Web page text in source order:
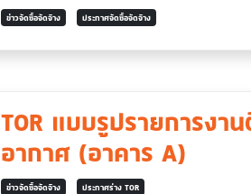
ข่าวจัดซื้อจัดจ้าง ประกาศจัดซื้อจัดจ้าง
TOR แบบรูปรายการงา
อากาศ (อาคาร A)
ข่าวจัดซื้อจัดจ้าง ประกาศร่าง TOR